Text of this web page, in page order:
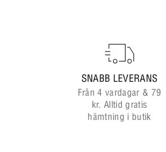
SNABB LEVERANS
Från 4 vardagar & 79
kr. Alltid gratis
hämtning i butik